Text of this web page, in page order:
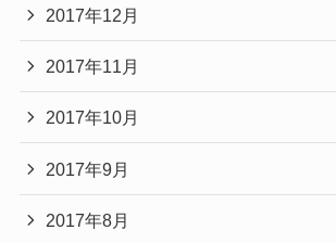
2017年12月
2017年11月
2017年10月
2017年9月
2017年8月